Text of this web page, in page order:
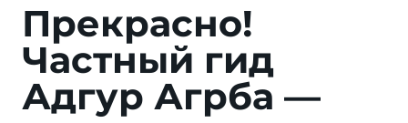
Прекрасно!
Частный гид
Адгур Агрба —